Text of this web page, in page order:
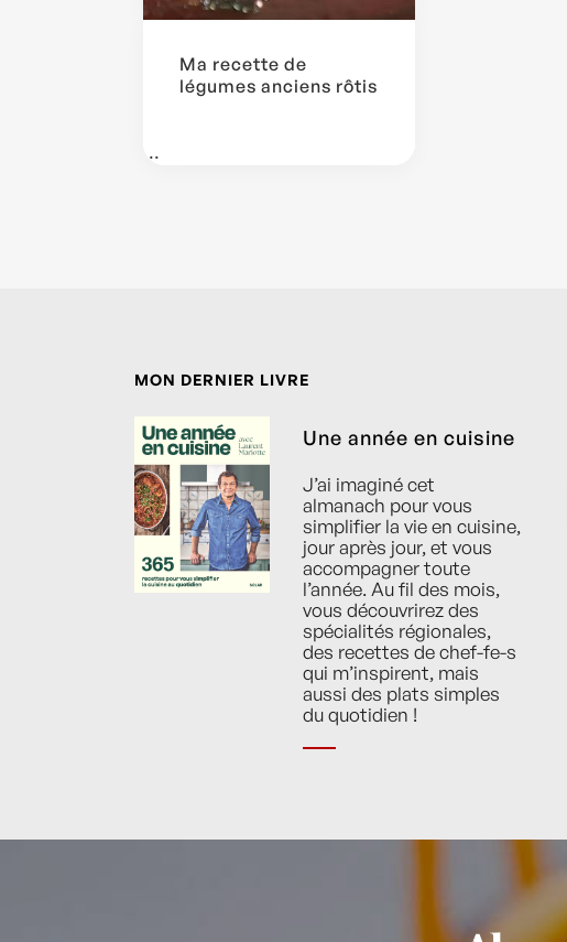
Ma recette de
légumes anciens rôtis
...
MON DERNIER LIVRE
Une année en cuisine
J’ai imaginé cet
almanach pour vous
simplifier la vie en cuisine,
jour après jour, et vous
accompagner toute
l’année. Au fil des mois,
vous découvrirez des
spécialités régionales,
des recettes de chef-fe-s
qui m’inspirent, mais
aussi des plats simples
du quotidien !